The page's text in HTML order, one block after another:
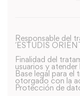
Responsable del
´ESTUDIS
Finalidad del
usuarios y
Base legal para
otorgado con la
Protección de